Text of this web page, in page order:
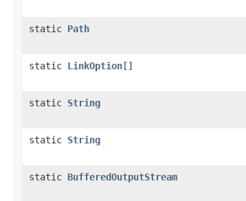
static Path
static LinkOption[]
static String
static String
static BufferedOutputStream